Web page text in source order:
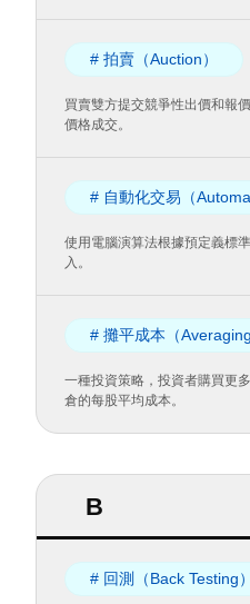
# 拍賣（Auction）
買賣雙方提交競爭性出價和報
價格成交。
# 自動化交易（
使用電腦演算法根據預定義標
入。
# 攤平成本（Averaging
一種投資策略，投資者購買更
倉的每股平均成本。
B
# 回測（Back Testing）